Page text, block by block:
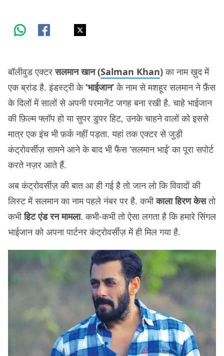
बॉलीवुड एक्टरसलमान खान (Salman Khan)का नाम ख़ुद में
एक ब्रांड है. इंडस्ट्री के‘भाईजान’के नाम से मशहूर सलमान ने फ़ैंस
के दिलों में सालों से अपनी परमानेंट जगह बना रखी है. चाहे भाईजान
की फ़िल्म फ्लॉप हो या सुपर डुपर हिट, उनके चाहने वालों को इससे
मात्र एक इंच भी फ़र्क नहीं पड़ता. यहां तक एक्टर से जुड़ी
कंट्रोवर्सीज़ सामने आने के बाद भी फैंस ‘सलमान भाई’ का पूरा सपोर्ट
करते नज़र आते हैं.
अब कंट्रोवर्सीज़ की बात आ ही गई है तो जान लो कि विवादों की
लिस्ट में सलमान का नाम पहले नंबर पर है. कभीकाला हिरण केसतो
कभीहिट एंड रन मामला. कभी-कभी तो ऐसा लगता है कि हमारे सिंगल
भाईजान को अपना पार्टनर कंट्रोवर्सीज़ में ही मिल गया है.